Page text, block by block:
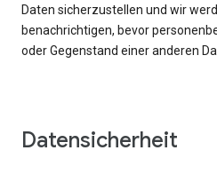
Daten sicherzustellen und wir
benachrichtigen, bevor
oder Gegenstand einer anderen
Datensicherheit